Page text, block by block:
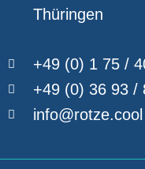
Thüringen
+49 (0) 1 75 /
+49 (0) 36 93 /
info@rotze.cool